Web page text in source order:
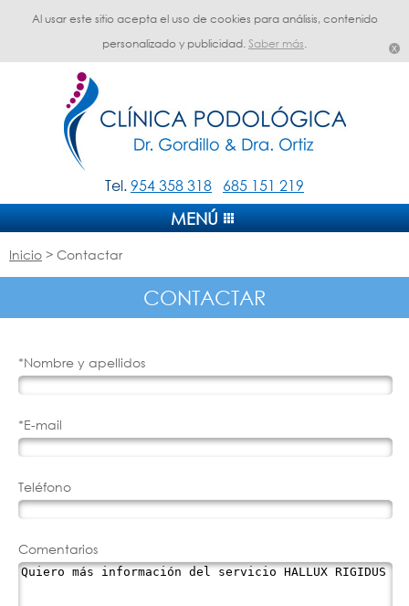
Al usar este sitio acepta el uso de cookies para análisis, contenido
personalizado y publicidad.Saber más.
Tel.954 358 318 685 151 219
MENÚ
Inicio > Contactar
CONTACTAR
*Nombre y apellidos
*E-mail
Teléfono
Comentarios